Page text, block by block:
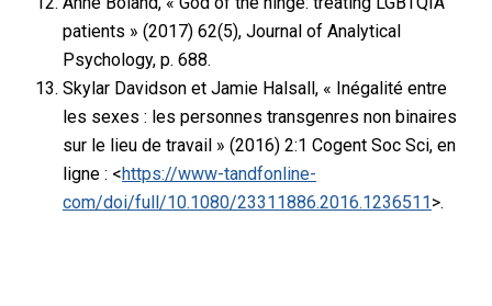
patients » (2017) 62(5), Journal of Analytical
Psychology, p. 688.
Skylar Davidson et Jamie Halsall, « Inégalité entre
les sexes : les personnes transgenres non binaires
sur le lieu de travail » (2016) 2:1 Cogent Soc Sci, en
ligne : <https://www-tandfonline-
com/doi/full/10.1080/23311886.2016.1236511>.